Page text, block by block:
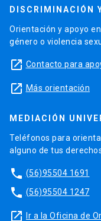
DISCRIMINACIÓN
Orientación y apoyo
género o violencia
launch Contacto para
launch Más orientación
MEDIACIÓN
Teléfonos para
alguno de tus
phone (56)95504 1691
phone (56)95504 1247
launch Ir a la Oficina de